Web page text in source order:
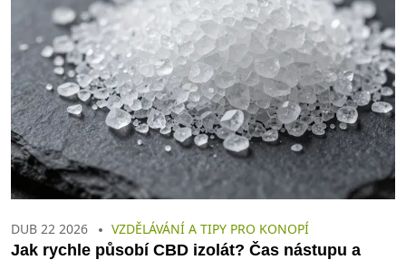
DUB 22 2026 VZDĚLÁVÁNÍ A TIPY PRO KONOPÍ
Jak rychle působí CBD izolát? Čas nástupu a